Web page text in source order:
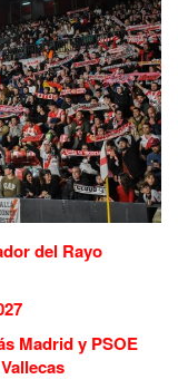
del Rayo
Madrid y PSOE